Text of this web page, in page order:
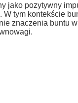
jako pozytywny
W tym kontekście
znaczenia buntu w